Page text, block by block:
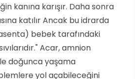
kanına karışır. Daha sonra
katılır Ancak bu idrarda
bebek tarafındaki
Acar, amnion
doğunca yaşama
yol açabileceğini